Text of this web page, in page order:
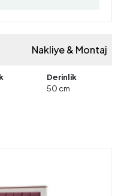
Nakliye & Montaj
Derinlik
50 cm